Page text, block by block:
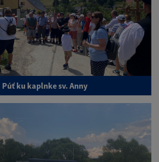
Púť ku kaplnke sv. Anny